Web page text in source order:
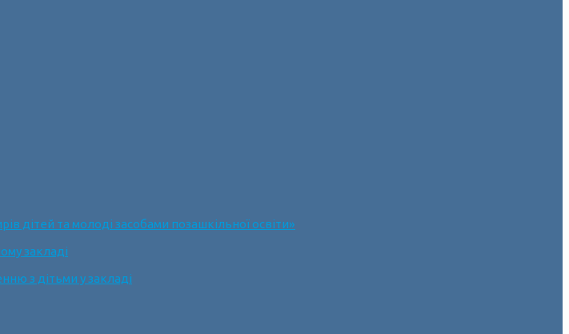
дітей та молоді засобами позашкільної освіти»
закладі
з дітьми у закладі